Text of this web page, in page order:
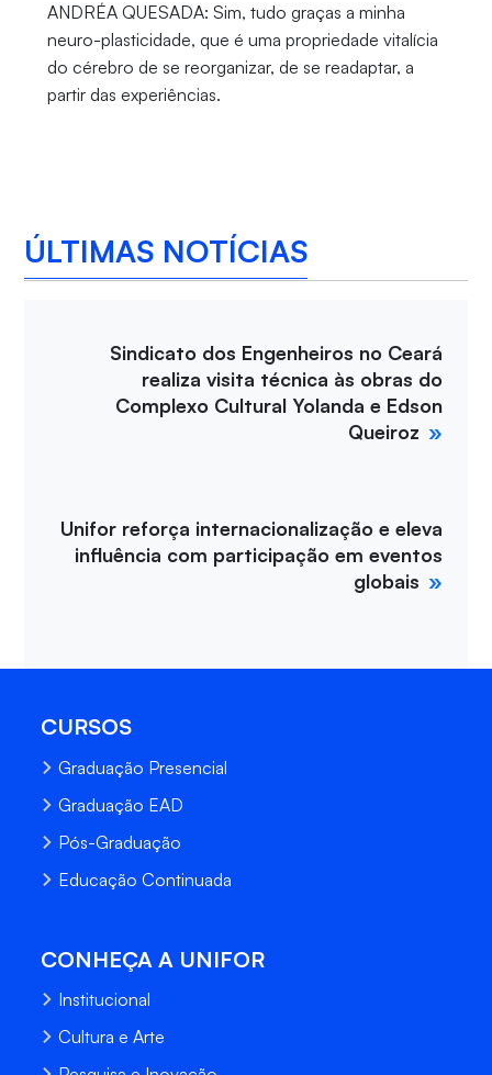
ANDRÉA QUESADA: Sim, tudo graças a minha
neuro-plasticidade, que é uma propriedade vitalícia
do cérebro de se reorganizar, de se readaptar, a
partir das experiências.
ÚLTIMAS NOTÍCIAS
Sindicato dos Engenheiros no Ceará
realiza visita técnica às obras do
Complexo Cultural Yolanda e Edson
Queiroz
Unifor reforça internacionalização e eleva
influência com participação em eventos
globais
CURSOS
Graduação Presencial
Graduação EAD
Pós-Graduação
Educação Continuada
CONHEÇA A UNIFOR
Institucional
Cultura e Arte